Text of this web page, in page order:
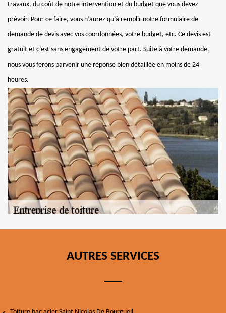
travaux, du coût de notre intervention et du budget que vous devez
prévoir. Pour ce faire, vous n’aurez qu’à remplir notre formulaire de
demande de devis avec vos coordonnées, votre budget, etc. Ce devis est
gratuit et c’est sans engagement de votre part. Suite à votre demande,
nous vous ferons parvenir une réponse bien détaillée en moins de 24
heures.
AUTRES SERVICES